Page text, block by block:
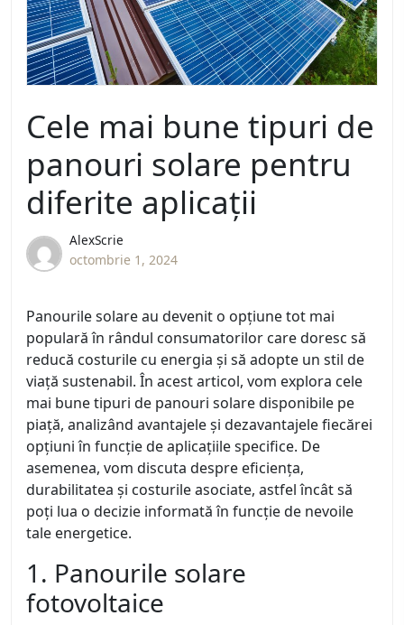
Cele mai bune tipuri de
panouri solare pentru
diferite aplicații
AlexScrie
octombrie 1, 2024
Panourile solare au devenit o opțiune tot mai
populară în rândul consumatorilor care doresc să
reducă costurile cu energia și să adopte un stil de
viață sustenabil. În acest articol, vom explora cele
mai bune tipuri de panouri solare disponibile pe
piață, analizând avantajele și dezavantajele fiecărei
opțiuni în funcție de aplicațiile specifice. De
asemenea, vom discuta despre eficiența,
durabilitatea și costurile asociate, astfel încât să
poți lua o decizie informată în funcție de nevoile
tale energetice.
1. Panourile solare
fotovoltaice